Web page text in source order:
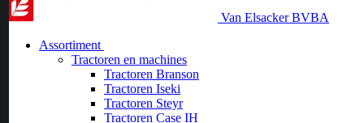
Van Elsacker BVBA
Assortiment
Tractoren en machines
Tractoren Branson
Tractoren Iseki
Tractoren Steyr
Tractoren Case IH